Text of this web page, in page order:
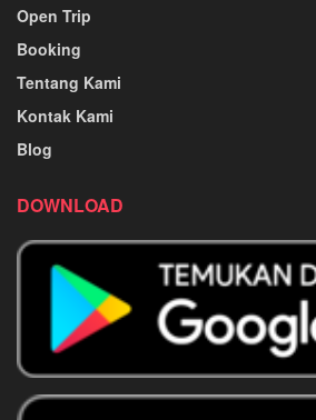
Open Trip
Booking
Tentang Kami
Kontak Kami
Blog
DOWNLOAD